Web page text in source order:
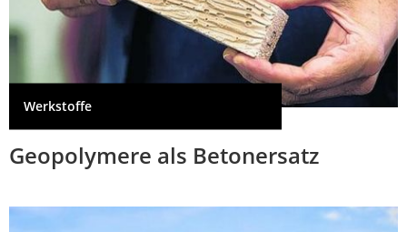
Werkstoffe
Geopolymere als Betonersatz